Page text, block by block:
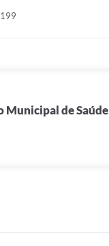
Municipal de Saúde